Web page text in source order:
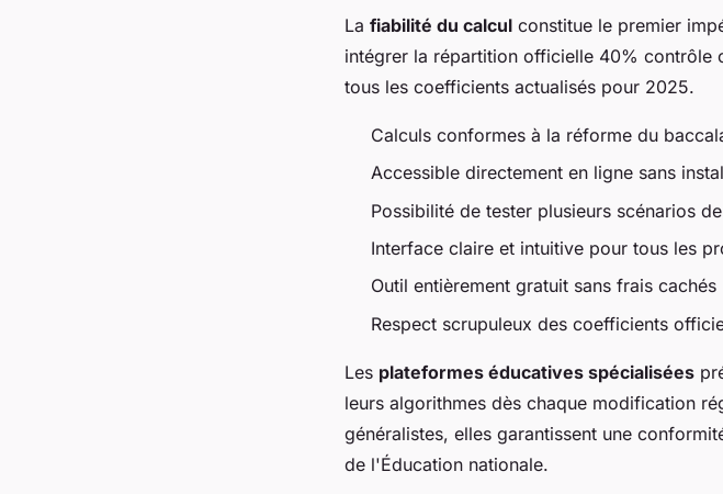
La fiabilité du calcul constitue le premier
intégrer la répartition officielle 40% contrôle
tous les coefficients actualisés pour 2025.
Calculs conformes à la réforme du
Accessible directement en ligne sans
Possibilité de tester plusieurs scénarios
Interface claire et intuitive pour tous les
Outil entièrement gratuit sans frais cachés
Respect scrupuleux des coefficients
Les plateformes éducatives spécialisées
leurs algorithmes dès chaque modification
généralistes, elles garantissent une
de l'Éducation nationale.